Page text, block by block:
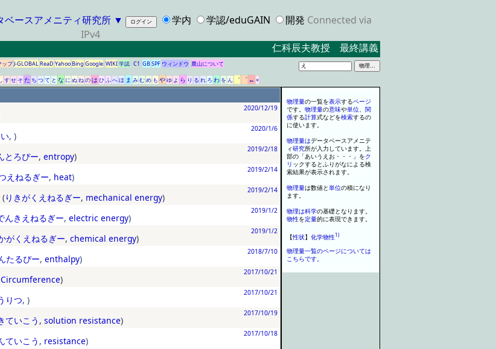
ベースアメニティ研究所 ▼ 学内 学認/eduGAIN 開発 Connected via
IPv4
仁科辰夫教授 最終講義 ２０２３．３．１７ 米沢
ップJ-GLOBALReaD YahooBing Google WIKI学認 C1 GBSPF ウィンドウ 鷹山について
すせそたちつてと なにぬねのはひふへほま みむめもやゆよ らり るれろわをん゛゜← ×
2020/12/19
2020/1/6
, )
2019/2/18
とろぴー, entropy)
2019/2/14
えねるぎー, heat)
2019/2/14
りきがくえねるぎー, mechanical energy)
2019/1/2
んきえねるぎー, electric energy)
2019/1/2
がくえねるぎー, chemical energy)
2018/7/10
たるぴー, enthalpy)
2017/10/21
Circumference)
2017/10/21
りつ, )
2017/10/19
ていこう , solution resistance)
2017/10/18
ていこう , resistance)
物理量の一覧を表示するページ
です。 物理量の意味や単位、
関
係する計算式などを検索するの
に使います。
物理量はデータベースアメニテ
ィ研究所が入力しています。 上
部の「あいうえお・ ・ ・ 」 をク
リ ックするとふりがなによる検
索結果が表示されます。
物理量は数値と単位の積になり
ます。
物理は科学の基礎となります。
物性を定量的に表現できます。
【性状】 化学物性1)
物理量一覧のページについては
こちらです。